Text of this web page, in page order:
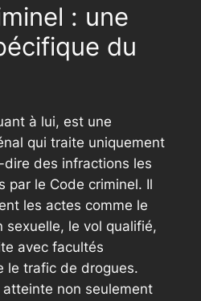
: une
du
à lui, est une
qui traite uniquement
dire des infractions les
par le Code criminel. Il
les actes comme le
sexuelle, le vol qualifié,
avec facultés
le trafic de drogues.
non seulement